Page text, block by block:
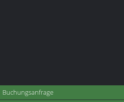
Buchungsanfrage